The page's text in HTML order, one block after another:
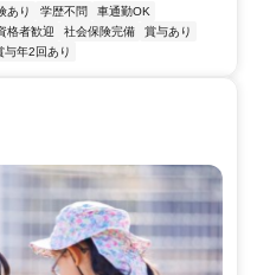
あり 学歴不問
車通勤OK
格者歓迎 社会保険完備
賞与あり
与年2回あり